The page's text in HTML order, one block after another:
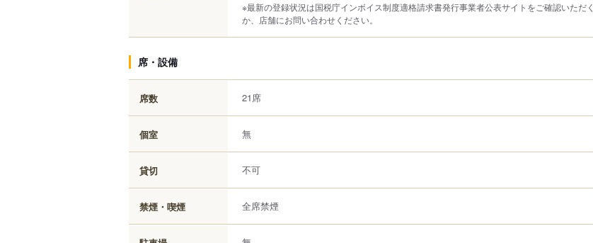
※最新の登録状況は国税庁インボイス制度適格請求書発行事業者公表サイトをご確認いただく
か、店舗にお問い合わせください。
席・設備
席数 21席
個室 無
貸切 不可
禁煙・喫煙 全席禁煙